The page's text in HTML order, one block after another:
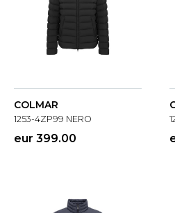
COLMAR
1253-4ZP99 NERO
eur 399.00